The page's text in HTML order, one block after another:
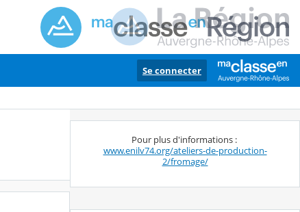
Se connecter
Pour plus d'informations :
www.enilv74.org/ateliers-de-production-
2/fromage/